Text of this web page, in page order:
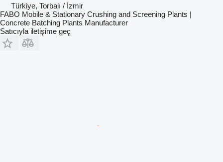
Türkiye, Torbalı / İzmir
FABO Mobile & Stationary Crushing and Screening Plants |
Concrete Batching Plants Manufacturer
Satıcıyla iletişime geç